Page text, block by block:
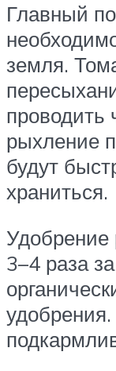
Главный
земля.
проводить
рыхление
будут
храниться.
Удобрение
3–4 раза